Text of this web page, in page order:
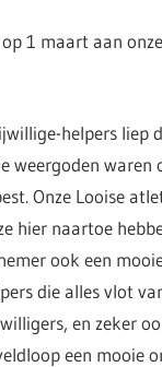
1 maart aan
helpers liep
weergoden waren
Onze Looise
hier naartoe
ook een
die alles vlot
en zeker
een mooie